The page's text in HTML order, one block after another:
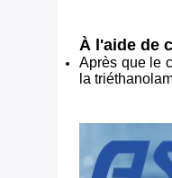
À l'aide de
Après que le
la